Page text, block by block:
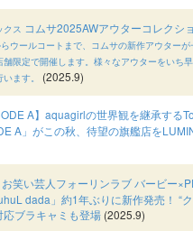
クス コムサ2025AWアウターコレクシ
ウールコートまで、コムサの新作アウター
限定で開催します。様々なアウターをいち
ます。
(2025.9)
A】aquagirlの世界観を継承する
A」がこの秋、待望の旗艦店を
お笑い芸人フォーリンラブ バービー
dada」約1年ぶりに新作発売！ “
ブラキャミも登場 (2025.9)